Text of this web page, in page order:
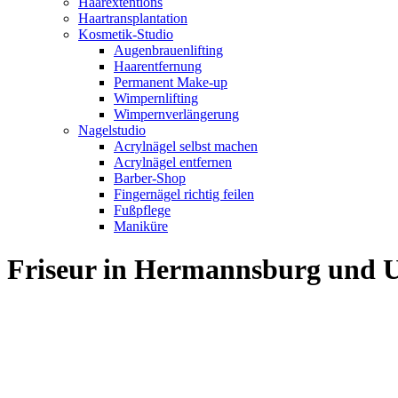
Haartransplantation
Kosmetik-Studio
Augenbrauenlifting
Haarentfernung
Permanent Make-up
Wimpernlifting
Wimpernverlängerung
Nagelstudio
Acrylnägel selbst machen
Acrylnägel entfernen
Barber-Shop
Fingernägel richtig feilen
Fußpflege
Maniküre
Friseur in Hermannsburg und